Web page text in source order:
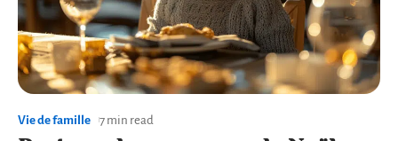
Vie de famille 7 min read